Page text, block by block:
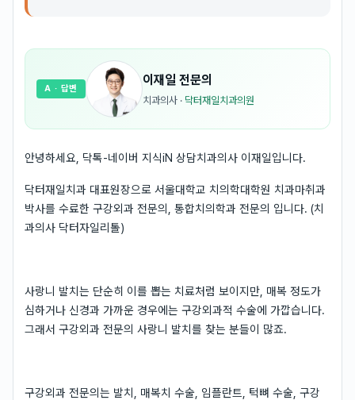
이재일 전문의
치과의사 · 닥터재일치과의원
A · 답변
안녕하세요, 닥톡-네이버 지식iN 상담치과의사 이재일입니다.
닥터재일치과 대표원장으로 서울대학교 치의학대학원 치과마취과
박사를 수료한 구강외과 전문의, 통합치의학과 전문의 입니다. (치
과의사 닥터자일리톨)
사랑니 발치는 단순히 이를 뽑는 치료처럼 보이지만, 매복 정도가
심하거나 신경과 가까운 경우에는 구강외과적 수술에 가깝습니다.
그래서 구강외과 전문의 사랑니 발치를 찾는 분들이 많죠.
구강외과 전문의는 발치, 매복치 수술, 임플란트, 턱뼈 수술, 구강